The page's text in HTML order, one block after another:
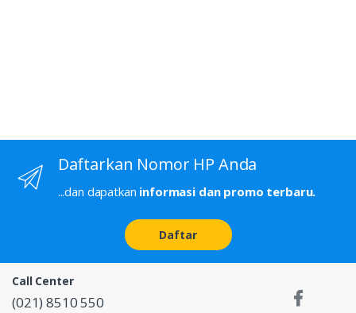
Daftarkan Nomor HP Anda
...dan dapatkan informasi dan promo terbaru.
Daftar
Call Center
(021) 8510 550